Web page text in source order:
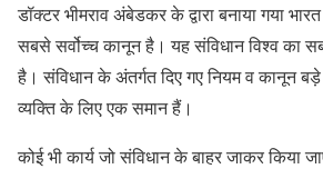
डॉक्टर भीमराव अंबेडकर के द्वारा बनाया गया
सबसे सर्वोच्च कानून है। यह संविधान विश्व का
है। संविधान के अंतर्गत दिए गए नियम व कानून
व्यक्ति के लिए एक समान हैं।
कोई भी कार्य जो संविधान के बाहर जाकर किया